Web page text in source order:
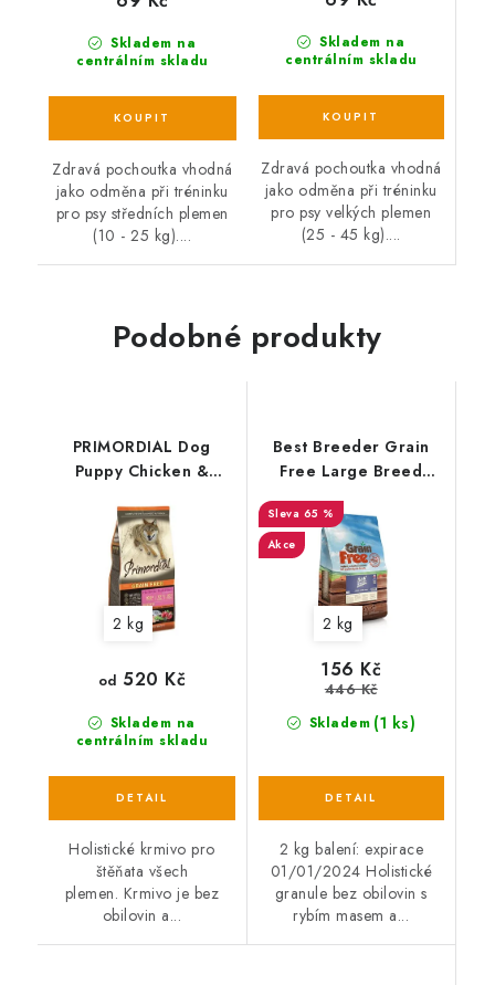
Skladem na
centrálním skladu
Zdravá pochoutka vhodná
jako odměna při tréninku
pro psy středních plemen
(10 - 25 kg)....
Skladem na
centrálním skladu
Zdravá pochoutka vhodná
jako odměna při tréninku
pro psy velkých plemen
(25 - 45 kg)....
Podobné produkty
PRIMORDIAL Dog
Puppy Chicken &
2 kg
Skladem na
centrálním skladu
od 520 Kč
Holistické krmivo pro
štěňata všech
plemen. Krmivo je bez
obilovin a...
Best Breeder Grain
Free Large Breed
with Sweet Potato &
Vegetables 2 kg EXP
01/01/2024
65 %
Akce
2 kg
Skladem (1 ks)
156 Kč
446 Kč
2 kg balení: expirace
01/01/2024 Holistické
granule bez obilovin s
rybím masem a...